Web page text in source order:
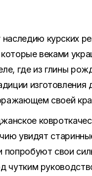
курских
веками
где из глины
изготовления
своей
увидят
попробуют свои
чутким